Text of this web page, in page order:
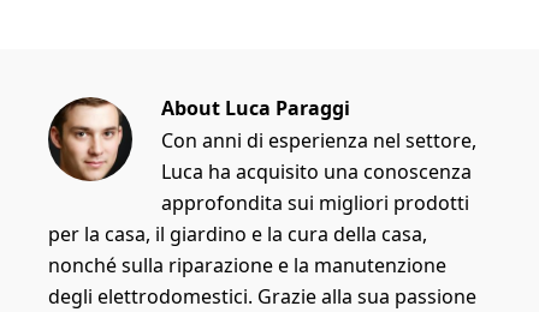
About Luca Paraggi
Con anni di esperienza nel settore,
Luca ha acquisito una conoscenza
approfondita sui migliori prodotti
per la casa, il giardino e la cura della casa,
nonché sulla riparazione e la manutenzione
degli elettrodomestici. Grazie alla sua passione